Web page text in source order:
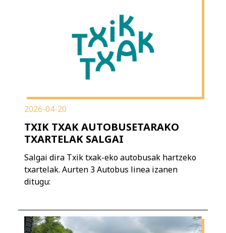
2026-04-20
TXIK TXAK AUTOBUSETARAKO
TXARTELAK SALGAI
Salgai dira Txik txak-eko autobusak hartzeko
txartelak. Aurten 3 Autobus linea izanen
ditugu: